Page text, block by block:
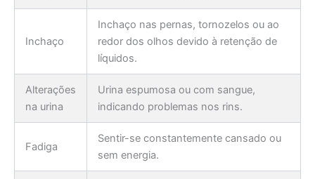
Inchaço
Inchaço nas pernas, tornozelos ou ao
redor dos olhos devido à retenção de
líquidos.
Alterações
na urina
Urina espumosa ou com sangue,
indicando problemas nos rins.
Fadiga
Sentir-se constantemente cansado ou
sem energia.